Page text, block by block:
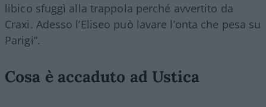
libico sfuggì alla trappola perché avvertito da
Craxi. Adesso l’Eliseo può lavare l’onta che pesa su
Parigi”.
Cosa è accaduto ad Ustica